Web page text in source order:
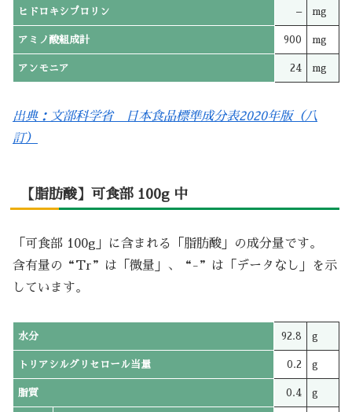
ヒドロキシプロリン – mg
アミノ酸組成計 900 mg
アンモニア 24 mg
出典：文部科学省 日本食品標準成分表2020年版（八
訂）
【脂肪酸】可食部 100g 中
「可食部 100g」に含まれる「脂肪酸」の成分量です。
含有量の“Tr”は「微量」、“-”は「データなし」を示
しています。
水分 92.8 g
トリアシルグリセロール当量 0.2 g
脂質 0.4 g